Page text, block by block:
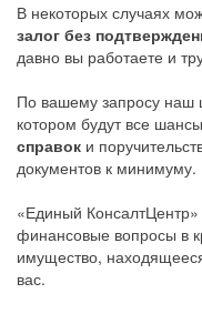
В некоторых случаях
залог без
давно вы работаете и
По вашему запросу наш
котором будут все
справок и
документов к минимуму.
«Единый
финансовые вопросы в
имущество,
вас.